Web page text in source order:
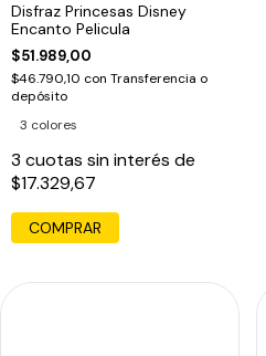
Disfraz Princesas Disney
Encanto Pelicula
$51.989,00
$46.790,10 con Transferencia o
depósito
3 colores
3 cuotas sin interés de
$17.329,67
COMPRAR